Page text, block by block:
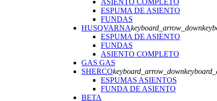
ASIENTO COMPLETO
ESPUMA DE ASIENTO
FUNDAS
HUSQVARNAkeyboard_arrow_down
ESPUMA DE ASIENTO
FUNDAS
ASIENTO COMPLETO
GAS GAS
SHERCOkeyboard_arrow_down
ESPUMAS ASIENTOS
FUNDA DE ASIENTO
BETA